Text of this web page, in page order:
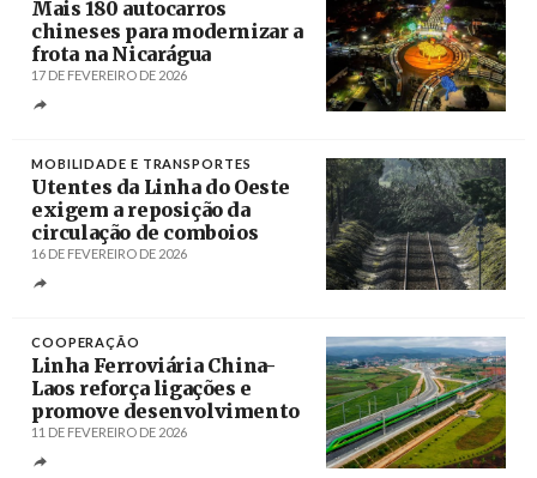
Mais 180 autocarros
chineses para modernizar a
frota na Nicarágua
17 DE FEVEREIRO DE 2026
MOBILIDADE E TRANSPORTES
Utentes da Linha do Oeste
exigem a reposição da
circulação de comboios
16 DE FEVEREIRO DE 2026
COOPERAÇÃO
Linha Ferroviária China-
Laos reforça ligações e
promove desenvolvimento
11 DE FEVEREIRO DE 2026